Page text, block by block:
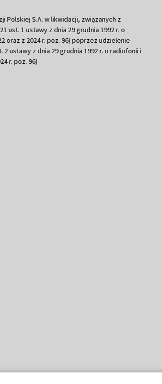
Polskiej S.A. w likwidacji, związanych z
ust. 1 ustawy z dnia 29 grudnia 1992 r. o
oraz z 2024 r. poz. 96) poprzez udzielenie
ustawy z dnia 29 grudnia 1992 r. o radiofonii i
r. poz. 96)